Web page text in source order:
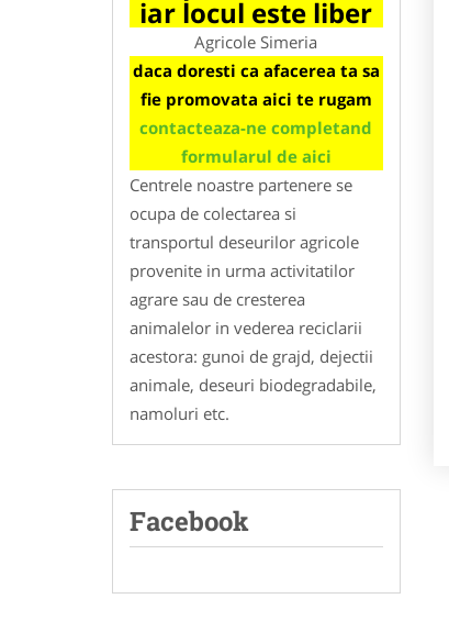
iar locul este liber
Agricole Simeria
daca doresti ca afacerea ta sa
fie promovata aici te rugam
contacteaza-ne completand
formularul de aici
Centrele noastre partenere se
ocupa de colectarea si
transportul deseurilor agricole
provenite in urma activitatilor
agrare sau de cresterea
animalelor in vederea reciclarii
acestora: gunoi de grajd, dejectii
animale, deseuri biodegradabile,
namoluri etc.
Facebook